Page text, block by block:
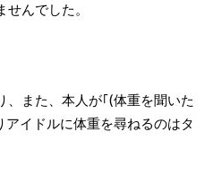
んでした。
、また、本人が｢(体重を聞いた
イドルに体重を尋ねるのはタ